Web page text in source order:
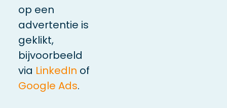
op een
advertentie is
geklikt,
bijvoorbeeld
via LinkedIn of
Google Ads.